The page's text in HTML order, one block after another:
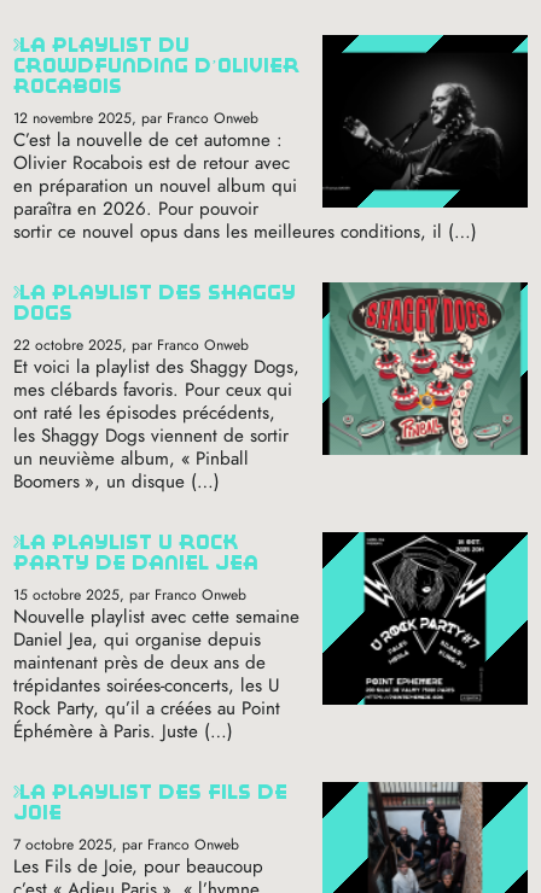
la playlist du
crowdfunding d’olivier
rocabois
12 novembre 2025, par Franco Onweb
C’est la nouvelle de cet automne :
Olivier Rocabois est de retour avec
en préparation un nouvel album qui
paraîtra en 2026. Pour pouvoir
sortir ce nouvel opus dans les meilleures conditions, il (…)
la playlist des shaggy
dogs
22 octobre 2025, par Franco Onweb
Et voici la playlist des Shaggy Dogs,
mes clébards favoris. Pour ceux qui
ont raté les épisodes précédents,
les Shaggy Dogs viennent de sortir
un neuvième album, « Pinball
Boomers », un disque (…)
la playlist u rock
party de daniel jea
15 octobre 2025, par Franco Onweb
Nouvelle playlist avec cette semaine
Daniel Jea, qui organise depuis
maintenant près de deux ans de
trépidantes soirées-concerts, les U
Rock Party, qu’il a créées au Point
Éphémère à Paris. Juste (…)
la playlist des fils de
joie
7 octobre 2025, par Franco Onweb
Les Fils de Joie, pour beaucoup